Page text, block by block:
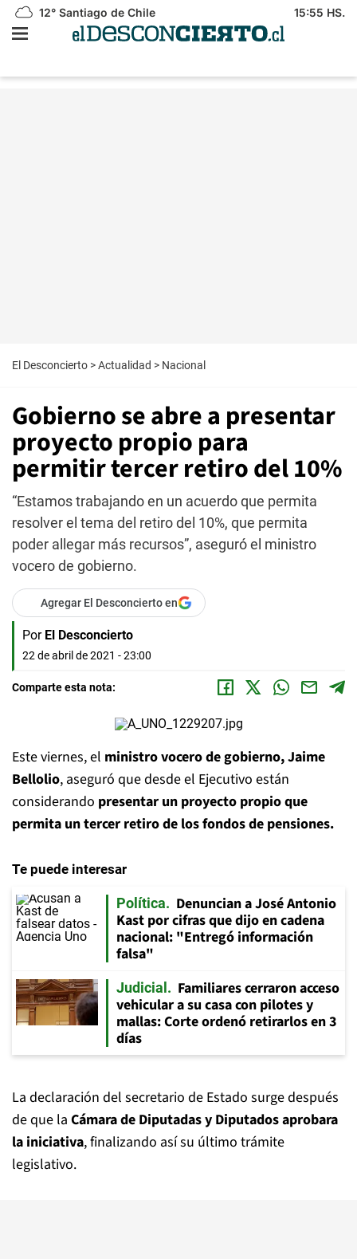
12° Santiago de Chile 15:55 HS.
El Desconcierto >Actualidad > Nacional
Gobierno se abre a presentar
proyecto propio para
permitir tercer retiro del 10%
“Estamos trabajando en un acuerdo que permita
resolver el tema del retiro del 10%, que permita
poder allegar más recursos”, aseguró el ministro
vocero de gobierno.
Agregar El Desconcierto en
Por El Desconcierto
22 de abril de 2021 - 23:00
Comparte esta nota:
Este viernes, el ministro vocero de gobierno, Jaime
Bellolio, aseguró que desde el Ejecutivo están
considerando presentar un proyecto propio que
permita un tercer retiro de los fondos de pensiones.
Te puede interesar
Política
Denuncian a José Antonio
Kast por cifras que dijo en cadena
nacional: "Entregó información
falsa"
Judicial
Familiares cerraron acceso
vehicular a su casa con pilotes y
mallas: Corte ordenó retirarlos en 3
días
La declaración del secretario de Estado surge después
de que la Cámara de Diputadas y Diputados aprobara
la iniciativa, finalizando así su último trámite
legislativo.